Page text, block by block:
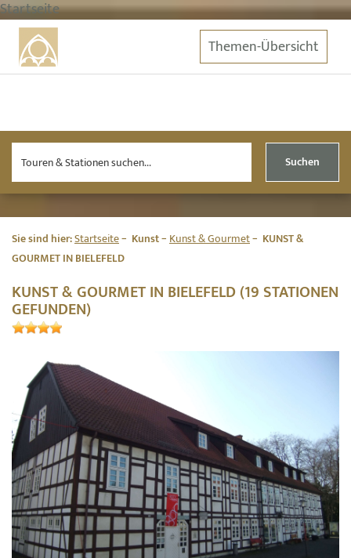
Startseite
Themen-Übersicht
Suchen
Sie sind hier:Startseite Kunst Kunst & Gourmet
KUNST &
GOURMET IN BIELEFELD
KUNST & GOURMET IN BIELEFELD (19 STATIONEN
GEFUNDEN)